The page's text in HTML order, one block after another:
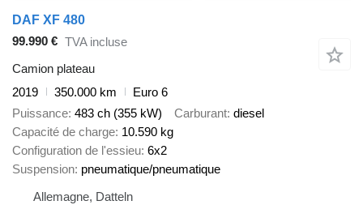
DAF XF 480
99.990 € TVA incluse
Camion plateau
2019
350.000 km
Euro 6
Puissance 483 ch (355 kW) Carburant diesel
Capacité de charge 10.590 kg
Configuration de l'essieu 6x2
Suspension pneumatique/pneumatique
Allemagne, Datteln